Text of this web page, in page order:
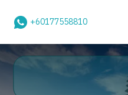
+60177558810